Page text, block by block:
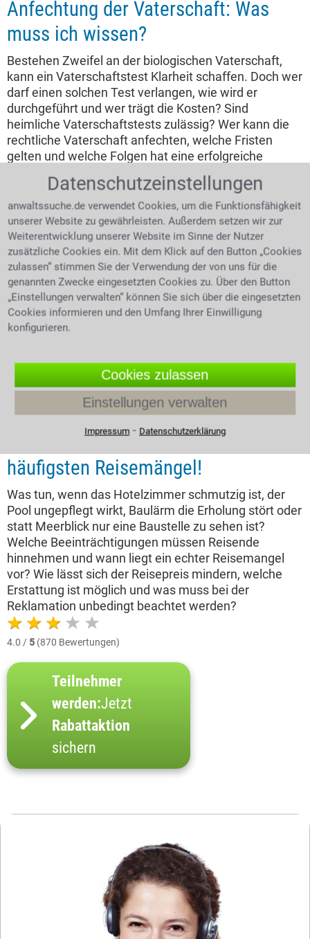
Anfechtung der Vaterschaft: Was
muss ich wissen?
Bestehen Zweifel an der biologischen Vaterschaft,
kann ein Vaterschaftstest Klarheit schaffen. Doch wer
darf einen solchen Test verlangen, wie wird er
durchgeführt und wer trägt die Kosten? Sind
heimliche Vaterschaftstests zulässig? Wer kann die
rechtliche Vaterschaft anfechten, welche Fristen
gelten und welche Folgen hat eine erfolgreiche
Vaterschaftsanfechtung für Vater, Mutter und Kind?
4.0 /5(479 Bewertungen)
Expertentipp vom 03.08.2026
Reisepreis mindern – die 10
häufigsten Reisemängel!
Was tun, wenn das Hotelzimmer schmutzig ist, der
Pool ungepflegt wirkt, Baulärm die Erholung stört oder
statt Meerblick nur eine Baustelle zu sehen ist?
Welche Beeinträchtigungen müssen Reisende
hinnehmen und wann liegt ein echter Reisemangel
vor? Wie lässt sich der Reisepreis mindern, welche
Erstattung ist möglich und was muss bei der
Reklamation unbedingt beachtet werden?
4.0 / 5 (870 Bewertungen)
Teilnehmer
werden:Jetzt
Rabattaktion
sichern
Datenschutzeinstellungen
anwaltssuche.de verwendet Cookies, um die Funktionsfähigkeit
unserer Website zu gewährleisten. Außerdem setzen wir zur
Weiterentwicklung unserer Website im Sinne der Nutzer
zusätzliche Cookies ein. Mit dem Klick auf den Button „Cookies
zulassen“ stimmen Sie der Verwendung der von uns für die
genannten Zwecke eingesetzten Cookies zu. Über den Button
„Einstellungen verwalten“ können Sie sich über die eingesetzten
Cookies informieren und den Umfang Ihrer Einwilligung
konfigurieren.
Cookies zulassen
Einstellungen verwalten
Impressum⁃ Datenschutzerklärung